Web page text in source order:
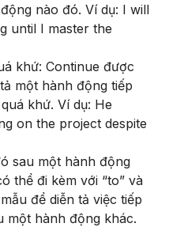
nào đó. Ví dụ: I will
until I master the
khứ: Continue được
một hành động tiếp
khứ. Ví dụ: He
on the project despite
sau một hành động
thể đi kèm với “to” và
để diễn tả việc tiếp
một hành động khác.